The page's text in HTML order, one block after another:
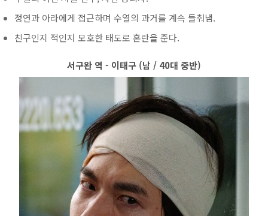
정연과 아라에게 접근하며 수열의 과거를 계속 들춰냄.
친구인지 적인지 모호한 태도로 혼란을 준다.
서구완 역 - 이태구 (남 / 40대 중반)